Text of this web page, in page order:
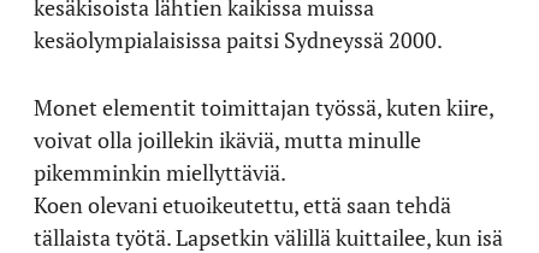
kesäkisoista lähtien kaikissa muissa
kesäolympialaisissa paitsi Sydneyssä 2000.
Monet elementit toimittajan työssä, kuten kiire,
voivat olla joillekin ikäviä, mutta minulle
pikemminkin miellyttäviä.
Koen olevani etuoikeutettu, että saan tehdä
tällaista työtä. Lapsetkin välillä kuittailee, kun isä